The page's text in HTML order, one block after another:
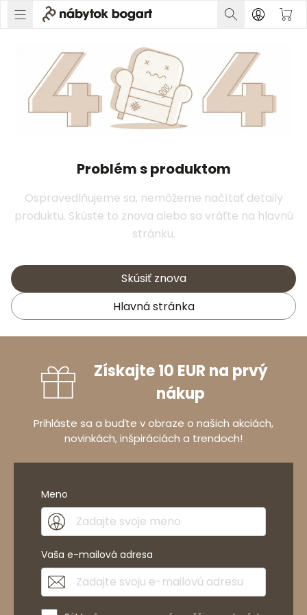
Problém s produktom
Ospravedlňujeme sa, nemôžeme načítať detaily
produktu. Skúste to znova alebo sa vráťte na hlavnú
stránku.
Skúsiť znova
Hlavná stránka
Získajte 10 EUR na prvý
nákup
Prihláste sa a buďte v obraze o našich akciách,
novinkách, inšpiráciách a trendoch!
Meno
Vaša e-mailová adresa